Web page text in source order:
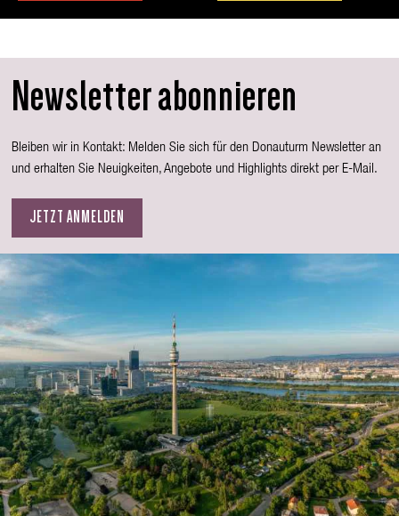
Newsletter abonnieren
Bleiben wir in Kontakt: Melden Sie sich für den Donauturm Newsletter an
und erhalten Sie Neuigkeiten, Angebote und Highlights direkt per E-Mail.
JETZT ANMELDEN